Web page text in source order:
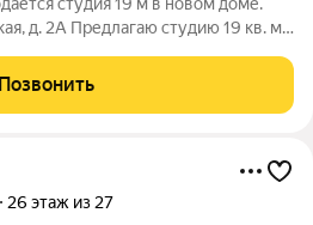
19 кв. м
Позвонить
26 этаж из 27